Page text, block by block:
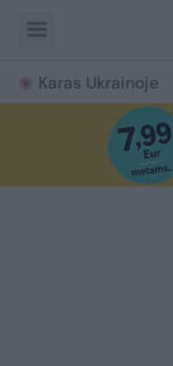
Karas Ukrainoje